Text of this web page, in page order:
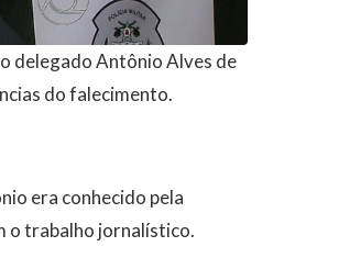
delegado Antônio Alves de
do falecimento.
era conhecido pela
o trabalho jornalístico.